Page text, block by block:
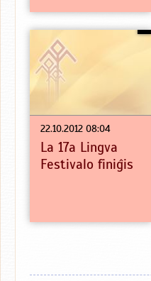
22.10.2012 08:04
La 17a Lingva
Festivalo finiĝis